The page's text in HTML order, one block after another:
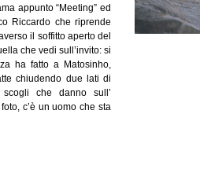
appunto “Meeting” ed
Riccardo che riprende
il soffitto aperto del
che vedi sull’invito: si
ha fatto a Matosinho,
chiudendo due lati di
che danno sull’
c’è un uomo che sta